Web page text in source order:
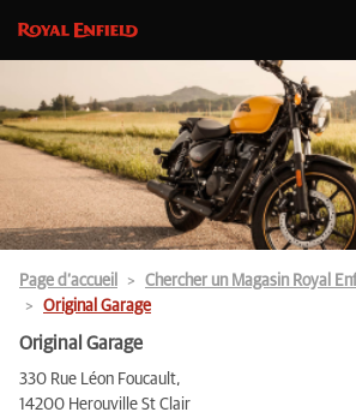
Page d’accueil Chercher un Magasin Royal
Original Garage
Original Garage
330 Rue Léon Foucault,
14200 Herouville St Clair